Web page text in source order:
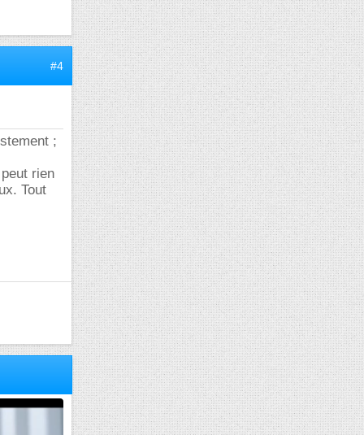
#4
;
rien
Tout